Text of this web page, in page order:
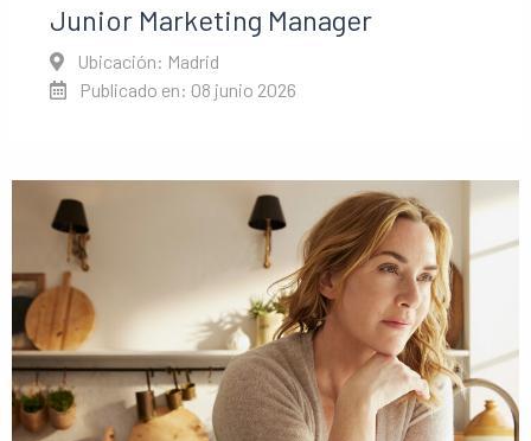
Junior Marketing Manager
Ubicación: Madrid
Publicado en: 08 junio 2026